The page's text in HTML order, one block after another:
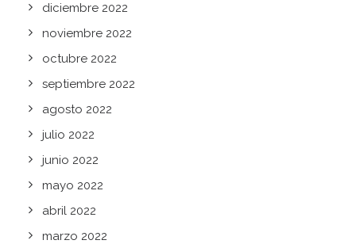
diciembre 2022
noviembre 2022
octubre 2022
septiembre 2022
agosto 2022
julio 2022
junio 2022
mayo 2022
abril 2022
marzo 2022